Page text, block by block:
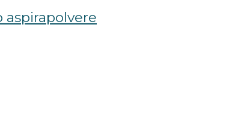
aspirapolvere